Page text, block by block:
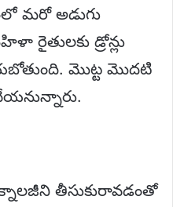
మరో అడుగు
రైతులకు డ్రోన్లు
మొట్ట మొదటి
తీసుకురావడంతో